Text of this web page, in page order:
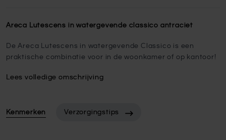
Areca Lutescens in watergevende classico antraciet
De Areca Lutescens in watergevende Classico is een
praktische combinatie voor in de woonkamer of op kantoor!
Lees volledige omschrijving
Kenmerken Verzorgingstips